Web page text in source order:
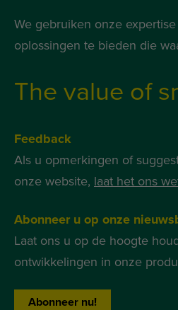
We gebruiken onze
oplossingen te bieden die
The value of
Feedback
Als u opmerkingen of
onze website, laat het ons
Abonneer u op onze
Laat ons u op de hoogte
ontwikkelingen in onze
Abonneer nu!